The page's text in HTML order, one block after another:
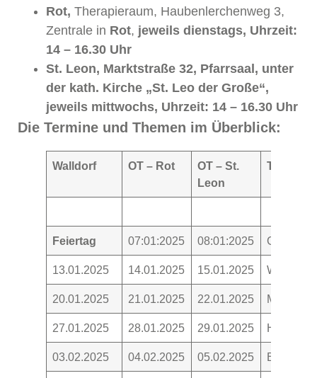
Rot, Therapieraum, Haubenlerchenweg 3,
Zentrale in Rot, jeweils dienstags, Uhrzeit:
14 – 16.30 Uhr
St. Leon, Marktstraße 32, Pfarrsaal, unter
der kath. Kirche „St. Leo der Große“,
jeweils mittwochs, Uhrzeit: 14 – 16.30 Uhr
Die Termine und Themen im Überblick:
Walldorf OT – Rot
OT – St.
Leon
Thema
Feiertag 07:01:2025 08:01:2025 Glück
13.01.2025 14.01.2025 15.01.2025 Winter
20.01.2025 21.01.2025 22.01.2025 Märchen
27.01.2025 28.01.2025 29.01.2025 Haustiere
03.02.2025 04.02.2025 05.02.2025